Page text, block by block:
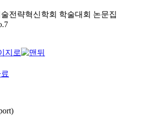
전략혁신학회 학술대회 논문집